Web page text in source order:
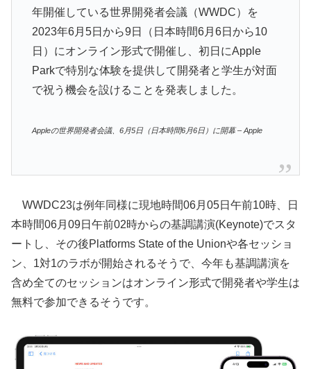
年開催している世界開発者会議（WWDC）を
2023年6月5日から9日（日本時間6月6日から10
日）にオンライン形式で開催し、初日にApple
Parkで特別な体験を提供して開発者と学生が対面
で祝う機会を設けることを発表しました。
Appleの世界開発者会議、6月5日（日本時間6月6日）に開幕 – Apple
WWDC23は例年同様に現地時間06月05日午前10時、日
本時間06月09日午前02時からの基調講演(Keynote)でスタ
ートし、その後Platforms State of the Unionや各セッショ
ン、1対1のラボが開始されるそうで、今年も基調講演を
含め全てのセッションはオンライン形式で開発者や学生は
無料で参加できるそうです。